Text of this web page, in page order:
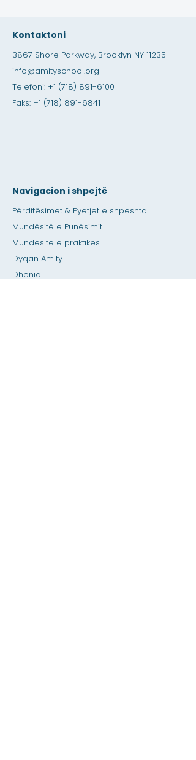
Kontaktoni
3867 Shore Parkway, Brooklyn NY 11235
info@amityschool.org
Telefoni: +1 (718) 891-6100
Faks: +1 (718) 891-6841
Navigacion i shpejtë
Përditësimet & Pyetjet e shpeshta
Mundësitë e Punësimit
Mundësitë e praktikës
Dyqan Amity
Dhënia